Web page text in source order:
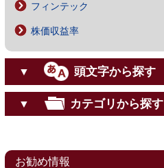
フィンテック
株価収益率
▼ 頭文字から探す
▼ カテゴリから探す
お勧め情報